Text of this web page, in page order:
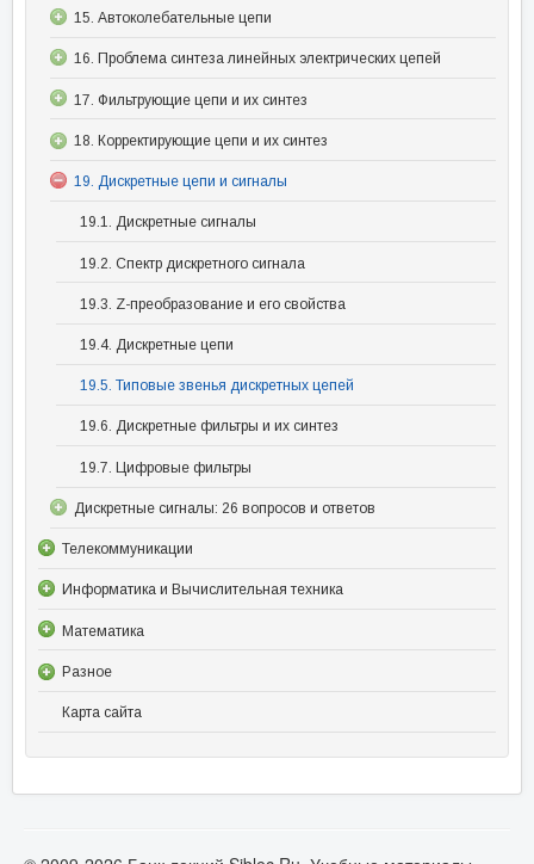
15. Автоколебательные цепи
16. Проблема синтеза линейных электрических цепей
17. Фильтрующие цепи и их синтез
18. Корректирующие цепи и их синтез
19. Дискретные цепи и сигналы
19.1. Дискретные сигналы
19.2. Спектр дискретного сигнала
19.3. Z-преобразование и его свойства
19.4. Дискретные цепи
19.5. Типовые звенья дискретных цепей
19.6. Дискретные фильтры и их синтез
19.7. Цифровые фильтры
Дискретные сигналы: 26 вопросов и ответов
Телекоммуникации
Информатика и Вычислительная техника
Математика
Разное
Карта сайта